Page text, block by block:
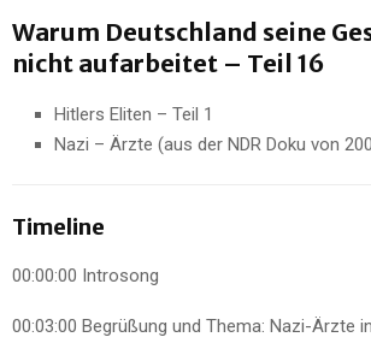
Warum Deutschland seine
nicht aufarbeitet – Teil 16
Hitlers Eliten – Teil 1
Nazi – Ärzte (aus der NDR Doku von
Timeline
00:00:00 Introsong
00:03:00 Begrüßung und Thema: Nazi-Ärzte in